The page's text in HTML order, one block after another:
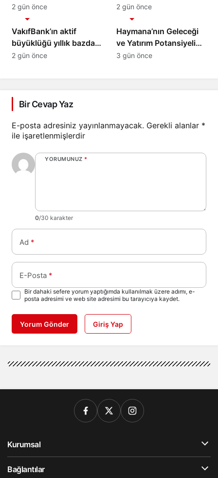
İş Birliği
2 gün önce
Şekillendirecek Genç
Yetenekleri Arıyor
2 gün önce
VakıfBank’ın aktif
büyüklüğü yıllık bazda
yüzde 28 artışla 5,8
Ekonomi
2 gün önce
Haymana’nın Geleceği
ve Yatırım Potansiyeli
Masaya Yatırıldı
Ekonomi
3 gün önce
Bir Cevap Yaz
E-posta adresiniz yayınlanmayacak. Gerekli alanlar *
ile işaretlenmişlerdir
YORUMUNUZ *
0/30 karakter
Ad *
E-Posta *
Bir dahaki sefere yorum yaptığımda kullanılmak üzere adımı, e-
posta adresimi ve web site adresimi bu tarayıcıya kaydet.
Yorum Gönder Giriş Yap
Kurumsal
Bağlantılar